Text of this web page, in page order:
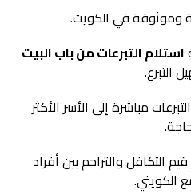
وموثوقة في الكويت.
استلام التبرعات من باب البيت
التبرع.
مباشرة إلى الأسر الأكثر
التكافل والتراحم بين أفراد
الكويتي.